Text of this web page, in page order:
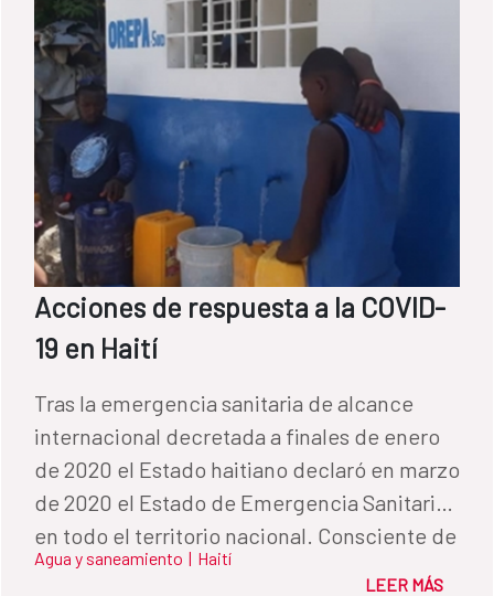
Acciones de respuesta a la COVID-
19 en Haití
Tras la emergencia sanitaria de alcance
internacional decretada a finales de enero
de 2020 el Estado haitiano declaró en marzo
de 2020 el Estado de Emergencia Sanitaria
en todo el territorio nacional. Consciente de
los posibles efectos de la pandemia en los
Agua y saneamiento | Haití
LEER MÁS